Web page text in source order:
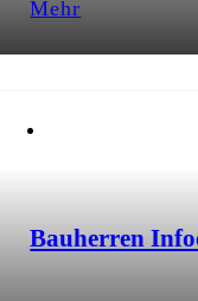
Mehr
Bauherren